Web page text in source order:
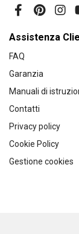
Assistenza
FAQ
Garanzia
Manuali di
Contatti
Privacy policy
Cookie Policy
Gestione cookies